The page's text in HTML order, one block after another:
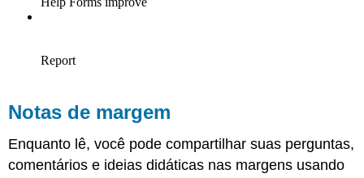
Notas de margem
Enquanto lê, você pode compartilhar suas perguntas,
comentários e ideias didáticas nas margens usando